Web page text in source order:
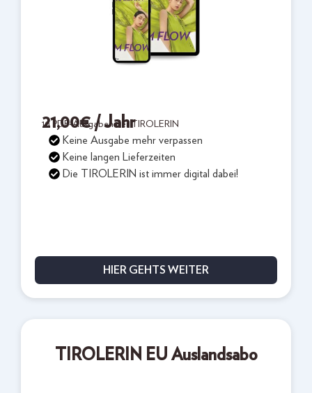
21,00€ / Jahr
10 PDF-Ausgaben der TIROLERIN
Keine Ausgabe mehr verpassen
Keine langen Lieferzeiten
Die TIROLERIN ist immer digital dabei!
HIER GEHTS WEITER
TIROLERIN EU Auslandsabo